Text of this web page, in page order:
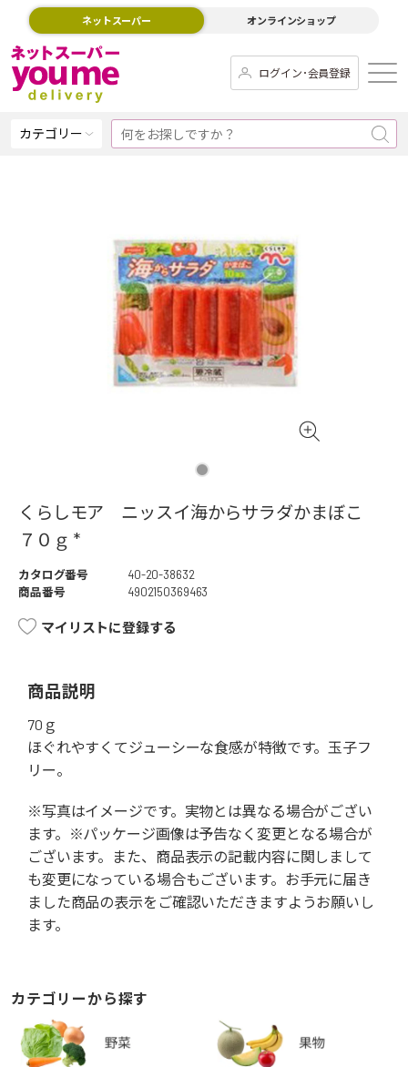
ネットスーパー オンラインショップ
ログイン･会員登録
カテゴリー
くらしモア ニッスイ海からサラダかまぼこ
７０ｇ *
カタログ番号
40-20-38632
商品番号
4902150369463
マイリストに登録する
商品説明
70ｇ
ほぐれやすくてジューシーな食感が特徴です。玉子フ
リー。
※写真はイメージです。実物とは異なる場合がござい
ます。※パッケージ画像は予告なく変更となる場合が
ございます。また、商品表示の記載内容に関しまして
も変更になっている場合もございます。お手元に届き
ました商品の表示をご確認いただきますようお願いし
ます。
カテゴリーから探す